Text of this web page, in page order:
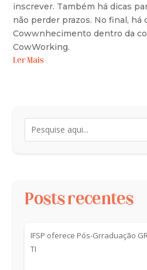
inscrever. Também há dicas
não perder prazos. No final, há
Cowwnhecimento dentro da
CowWorking.
Ler Mais
Posts recentes
IFSP oferece Pós-Grraduação
TI